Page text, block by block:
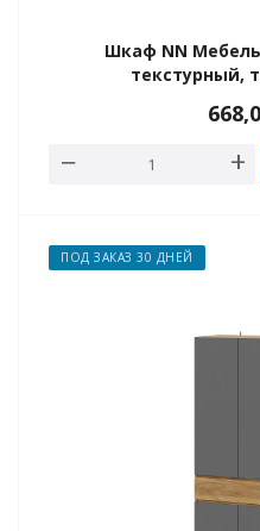
Шкаф NN
текстурный,
ПОД ЗАКАЗ 30 ДНЕЙ